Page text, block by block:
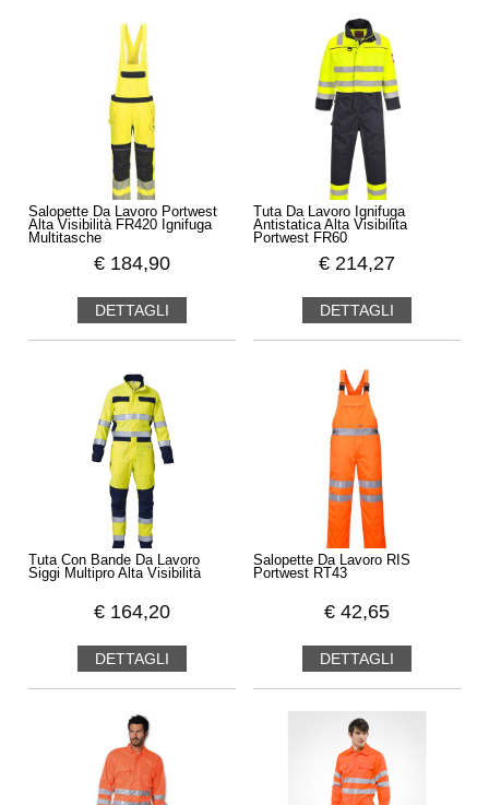
Salopette Da Lavoro Portwest
Alta Visibilità FR420 Ignifuga
Multitasche
€ 184,90
DETTAGLI
Tuta Da Lavoro Ignifuga
Antistatica Alta Visibilita
Portwest FR60
€ 214,27
DETTAGLI
Tuta Con Bande Da Lavoro
Siggi Multipro Alta Visibilità
€ 164,20
DETTAGLI
Salopette Da Lavoro RIS
Portwest RT43
€ 42,65
DETTAGLI